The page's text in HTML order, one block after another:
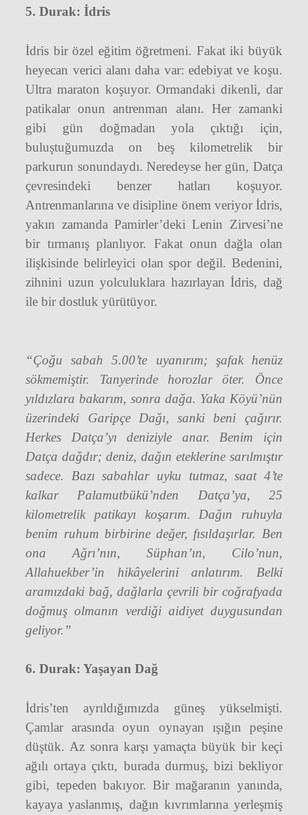
5. Durak: İdris
İdris bir özel eğitim öğretmeni. Fakat iki büyük
heyecan verici alanı daha var: edebiyat ve koşu.
Ultra maraton koşuyor. Ormandaki dikenli, dar
patikalar onun antrenman alanı. Her zamanki
gibi gün doğmadan yola çıktığı için,
buluştuğumuzda on beş kilometrelik bir
parkurun sonundaydı. Neredeyse her gün, Datça
çevresindeki benzer hatları koşuyor.
Antrenmanlarına ve disipline önem veriyor İdris,
yakın zamanda Pamirler’deki Lenin Zirvesi’ne
bir tırmanış planlıyor. Fakat onun dağla olan
ilişkisinde belirleyici olan spor değil. Bedenini,
zihnini uzun yolculuklara hazırlayan İdris, dağ
ile bir dostluk yürütüyor.
“Çoğu sabah 5.00’te uyanırım; şafak henüz
sökmemiştir. Tanyerinde horozlar öter. Önce
yıldızlara bakarım, sonra dağa. Yaka Köyü’nün
üzerindeki Garipçe Dağı, sanki beni çağırır.
Herkes Datça’yı deniziyle anar. Benim için
Datça dağdır; deniz, dağın eteklerine sarılmıştır
sadece. Bazı sabahlar uyku tutmaz, saat 4’te
kalkar Palamutbükü’nden Datça’ya, 25
kilometrelik patikayı koşarım. Dağın ruhuyla
benim ruhum birbirine değer, fısıldaşırlar. Ben
ona Ağrı’nın, Süphan’ın, Cilo’nun,
Allahuekber’in hikâyelerini anlatırım. Belki
aramızdaki bağ, dağlarla çevrili bir coğrafyada
doğmuş olmanın verdiği aidiyet duygusundan
geliyor.”
6. Durak: Yaşayan Dağ
İdris’ten ayrıldığımızda güneş yükselmişti.
Çamlar arasında oyun oynayan ışığın peşine
düştük. Az sonra karşı yamaçta büyük bir keçi
ağılı ortaya çıktı, burada durmuş, bizi bekliyor
gibi, tepeden bakıyor. Bir mağaranın yanında,
kayaya yaslanmış, dağın kıvrımlarına yerleşmiş